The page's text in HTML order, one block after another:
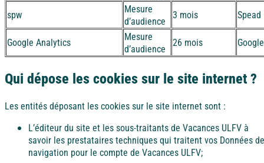
spw
Mesure
d’audience
3 mois Spead
Google Analytics
Mesure
d’audience
26 mois Google
Qui dépose les cookies sur le site internet ?
Les entités déposant les cookies sur le site internet sont :
L’éditeur du site et les sous-traitants de Vacances ULFV à
savoir les prestataires techniques qui traitent vos Données de
navigation pour le compte de Vacances ULFV;